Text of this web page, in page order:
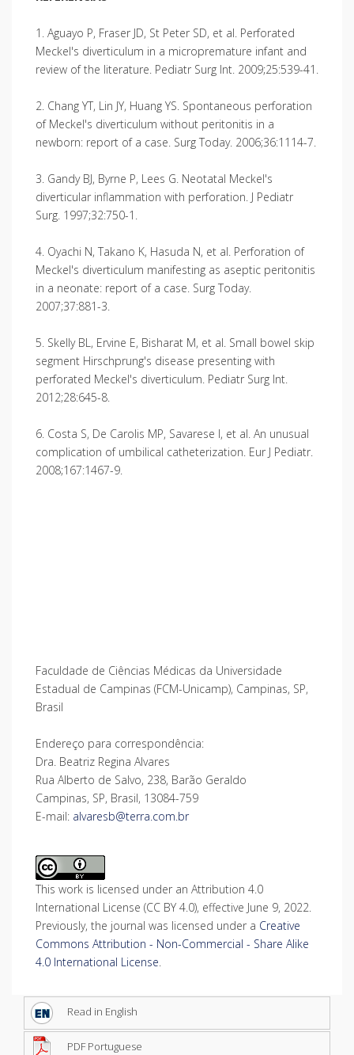
1. Aguayo P, Fraser JD, St Peter SD, et al. Perforated
Meckel's diverticulum in a micropremature infant and
review of the literature. Pediatr Surg Int. 2009;25:539-41.
2. Chang YT, Lin JY, Huang YS. Spontaneous perforation
of Meckel's diverticulum without peritonitis in a
newborn: report of a case. Surg Today. 2006;36:1114-7.
3. Gandy BJ, Byrne P, Lees G. Neotatal Meckel's
diverticular inflammation with perforation. J Pediatr
Surg. 1997;32:750-1.
4. Oyachi N, Takano K, Hasuda N, et al. Perforation of
Meckel's diverticulum manifesting as aseptic peritonitis
in a neonate: report of a case. Surg Today.
2007;37:881-3.
5. Skelly BL, Ervine E, Bisharat M, et al. Small bowel skip
segment Hirschprung's disease presenting with
perforated Meckel's diverticulum. Pediatr Surg Int.
2012;28:645-8.
6. Costa S, De Carolis MP, Savarese I, et al. An unusual
complication of umbilical catheterization. Eur J Pediatr.
2008;167:1467-9.
Faculdade de Ciências Médicas da Universidade
Estadual de Campinas (FCM-Unicamp), Campinas, SP,
Brasil
Endereço para correspondência:
Dra. Beatriz Regina Alvares
Rua Alberto de Salvo, 238, Barão Geraldo
Campinas, SP, Brasil, 13084-759
E-mail: alvaresb@terra.com.br
This work is licensed under an Attribution 4.0
International License (CC BY 4.0), effective June 9, 2022.
Previously, the journal was licensed under a Creative
Commons Attribution - Non-Commercial - Share Alike
4.0 International License.
Read in English
PDF Portuguese